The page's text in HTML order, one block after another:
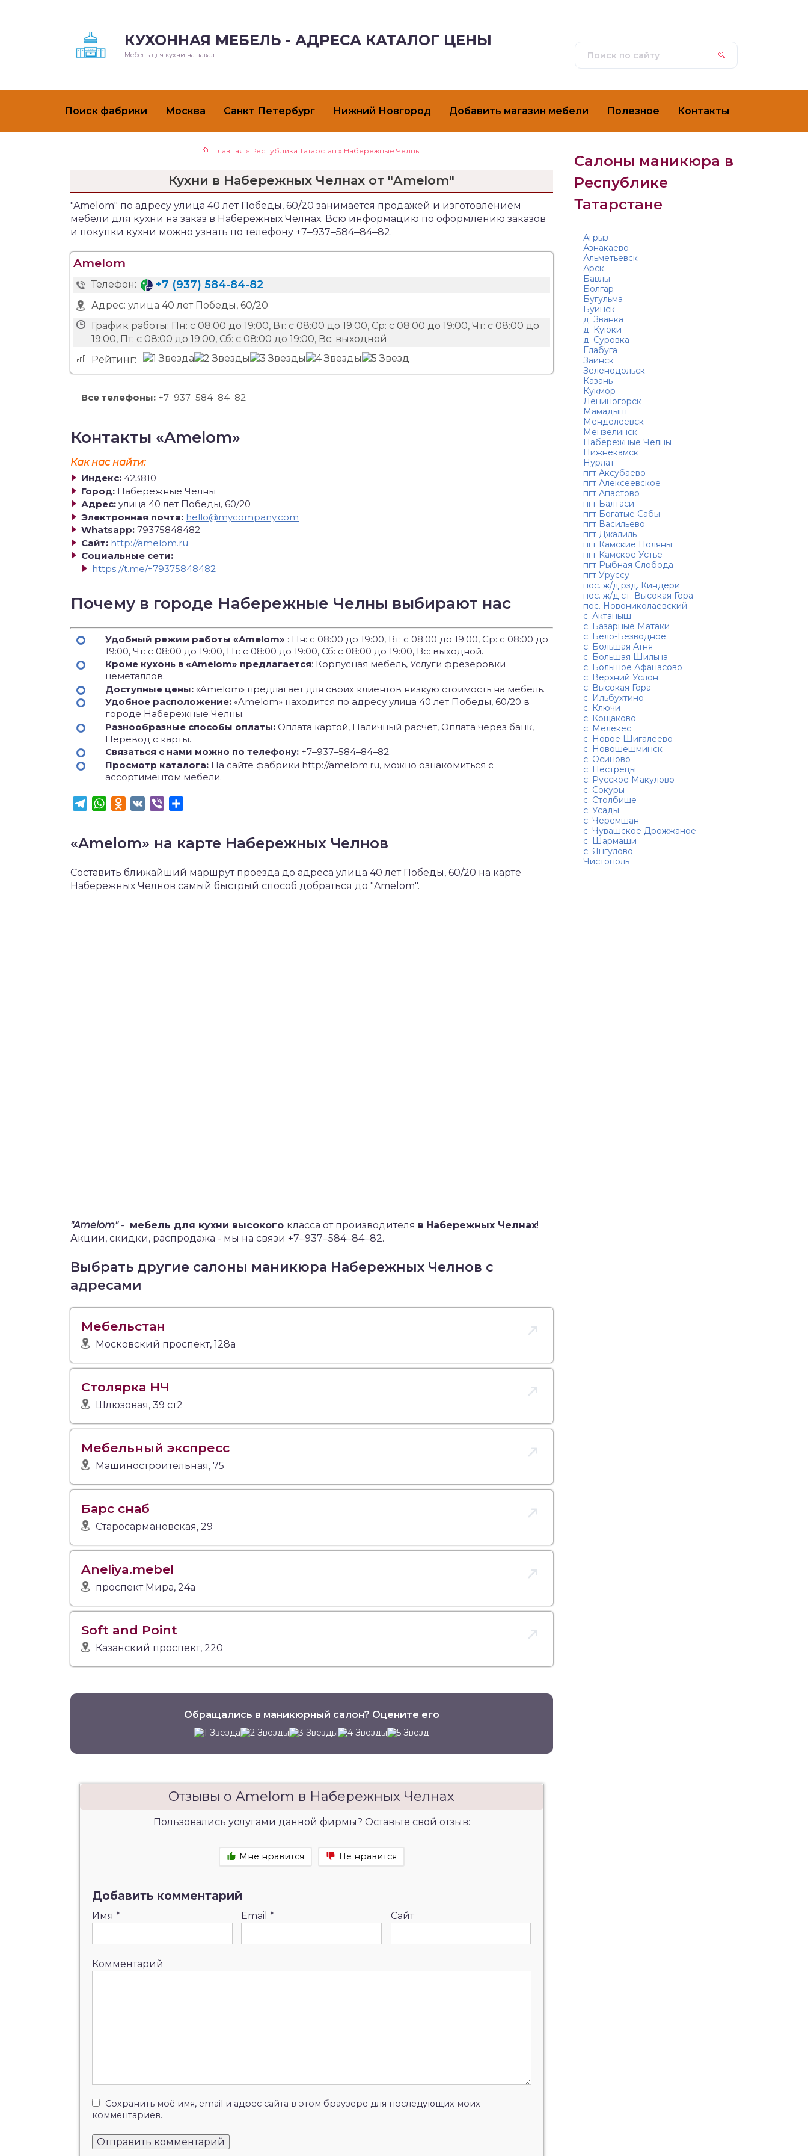
КУХОННАЯ МЕБЕЛЬ - АДРЕСА КАТАЛОГ ЦЕНЫ
Мебель для кухни на заказ
Поиск фабрики Москва Санкт Петербург Нижний Новгород Добавить магазин мебели Полезное Контакты
Главная » Республика Татарстан » Набережные Челны
Кухни в Набережных Челнах от "Amelom"
"Amelom" по адресу улица 40 лет Победы, 60/20 занимается продажей и изготовлением
мебели для кухни на заказ в Набережных Челнах. Всю информацию по оформлению заказов
и покупки кухни можно узнать по телефону +7‒937‒584‒84‒82.
Amelom
Телефон: +7 (937) 584-84-82
Адрес: улица 40 лет Победы, 60/20
График работы: Пн: с 08:00 до 19:00, Вт: с 08:00 до 19:00, Ср: с 08:00 до 19:00, Чт: с 08:00 до
19:00, Пт: с 08:00 до 19:00, Сб: с 08:00 до 19:00, Вс: выходной
Рейтинг:
Все телефоны: +7‒937‒584‒84‒82
Контакты «Amelom»
Как нас найти:
Индекс: 423810
Город: Набережные Челны
Адрес: улица 40 лет Победы, 60/20
Электронная почта: hello@mycompany.com
Whatsapp: 79375848482
Сайт: http://amelom.ru
Социальные сети:
https://t.me/+79375848482
Почему в городе Набережные Челны выбирают нас
Удобный режим работы «Amelom» : Пн: с 08:00 до 19:00, Вт: с 08:00 до 19:00, Ср: с 08:00 до
19:00, Чт: с 08:00 до 19:00, Пт: с 08:00 до 19:00, Сб: с 08:00 до 19:00, Вс: выходной.
Кроме кухонь в «Amelom» предлагается: Корпусная мебель, Услуги фрезеровки
неметаллов.
Доступные цены: «Amelom» предлагает для своих клиентов низкую стоимость на мебель.
Удобное расположение: «Amelom» находится по адресу улица 40 лет Победы, 60/20 в
городе Набережные Челны.
Разнообразные способы оплаты: Оплата картой, Наличный расчёт, Оплата через банк,
Перевод с карты.
Связаться с нами можно по телефону: +7‒937‒584‒84‒82.
Просмотр каталога: На сайте фабрики http://amelom.ru, можно ознакомиться с
ассортиментом мебели.
TelegramWhatsApp
Odnoklassniki
VK Viber
«Amelom» на карте Набережных Челнов
Составить ближайший маршрут проезда до адреса улица 40 лет Победы, 60/20 на карте
Набережных Челнов самый быстрый способ добраться до "Amelom".
"Amelom"- мебель для кухни высокого класса от производителя в Набережных Челнах!
Акции, скидки, распродажа - мы на связи +7‒937‒584‒84‒82.
Выбрать другие салоны маникюра Набережных Челнов с
адресами
Мебельстан
Московский проспект, 128а
Столярка НЧ
Шлюзовая, 39 ст2
Мебельный экспресс
Машиностроительная, 75
Барс снаб
Старосармановская, 29
Aneliya.mebel
проспект Мира, 24а
Soft and Point
Казанский проспект, 220
Обращались в маникюрный салон? Оцените его
Отзывы о Amelom в Набережных Челнах
Пользовались услугами данной фирмы? Оставьте свой отзыв:
Мне нравится Не нравится
Добавить комментарий
Имя * Email* Сайт
Комментарий
Сохранить моё имя, email и адрес сайта в этом браузере для последующих моих
комментариев.
Салоны маникюра в
Республике
Татарстане
Агрыз
Азнакаево
Альметьевск
Арск
Бавлы
Болгар
Бугульма
Буинск
д. Званка
д. Куюки
д. Суровка
Елабуга
Заинск
Зеленодольск
Казань
Кукмор
Лениногорск
Мамадыш
Менделеевск
Мензелинск
Набережные Челны
Нижнекамск
Нурлат
пгт Аксубаево
пгт Алексеевское
пгт Апастово
пгт Балтаси
пгт Богатые Сабы
пгт Васильево
пгт Джалиль
пгт Камские Поляны
пгт Камское Устье
пгт Рыбная Слобода
пгт Уруссу
пос. ж/д рзд. Киндери
пос. ж/д ст. Высокая Гора
пос. Новониколаевский
с. Актаныш
с. Базарные Матаки
с. Бело-Безводное
с. Большая Атня
с. Большая Шильна
с. Большое Афанасово
с. Верхний Услон
с. Высокая Гора
с. Ильбухтино
с. Ключи
с. Кощаково
с. Мелекес
с. Новое Шигалеево
с. Новошешминск
с. Осиново
с. Пестрецы
с. Русское Макулово
с. Сокуры
с. Столбище
с. Усады
с. Черемшан
с. Чувашское Дрожжаное
с. Шармаши
с. Янгулово
Чистополь